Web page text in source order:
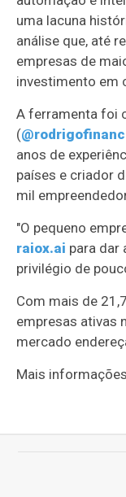
uma lacuna
análise que, até
empresas de
investimento em
A ferramenta foi
(
anos de
países e criador
mil
"O pequeno
raiox.ai para dar
privilégio de
Com mais de
empresas ativas
mercado
Mais